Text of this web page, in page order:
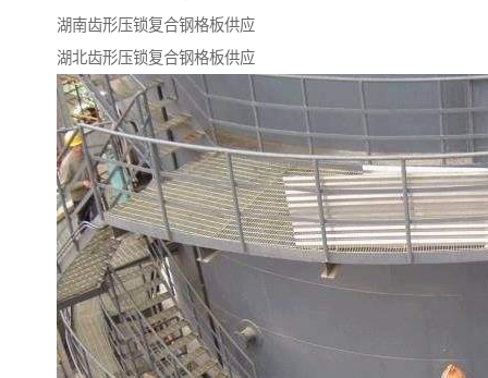
湖南齿形压锁复合钢格板供应
湖北齿形压锁复合钢格板供应